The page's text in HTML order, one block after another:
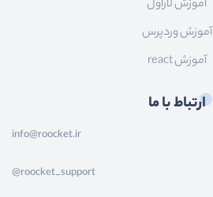
آموزش لاراول
آموزش وردپرس
آموزش react
ارتباط با ما
info@roocket.ir
@roocket_support